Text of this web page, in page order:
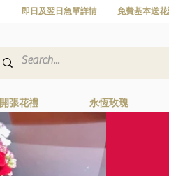
即日及翌日急單詳情 免費基本送
開張花禮 永恆玫瑰